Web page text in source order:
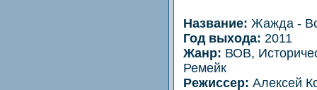
Название: Жажда -
Год выхода: 2011
Жанр: ВОВ,
Ремейк
Режиссер: Алексей